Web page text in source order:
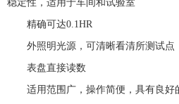
稳定性，适用于车间和试验室
精确可达0.1HR
外照明光源，可清晰看清所测试点
表盘直接读数
适用范围广，操作简便，具有良好